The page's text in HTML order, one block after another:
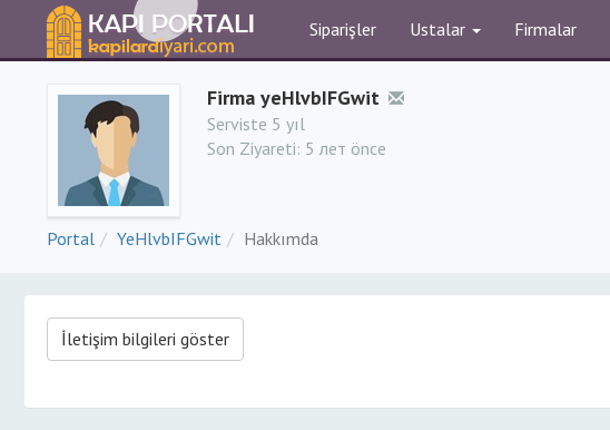
Siparişler Ustalar Firmalar
Firma yeHlvbIFGwit
Serviste 5 yıl
Son Ziyareti: 5 лет önce
Portal YeHlvbIFGwit Hakkımda
İletişim bilgileri göster